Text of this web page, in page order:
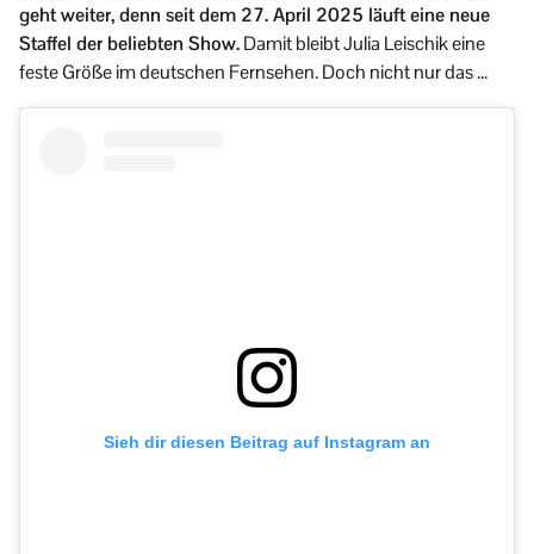
geht weiter, denn seit dem 27. April 2025 läuft eine neue
Staffel der beliebten Show.Damit bleibt Julia Leischik eine
feste Größe im deutschen Fernsehen. Doch nicht nur das …
Sieh dir diesen Beitrag auf Instagram an